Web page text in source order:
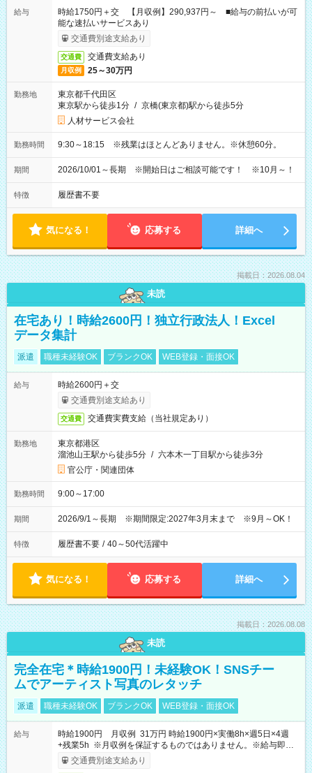
給与
時給1750円＋交 【月収例】290,937円～ ■給与の前払いが可
能な速払いサービスあり
交通費別途支給あり
交通費 交通費支給あり
月収例 25～30万円
勤務地
東京都千代田区
東京駅から徒歩1分 / 京橋(東京都)駅から徒歩5分
人材サービス会社
勤務時間 9:30～18:15 ※残業はほとんどありません。※休憩60分。
期間 2026/10/01～長期 ※開始日はご相談可能です！ ※10月～！
特徴 履歴書不要
気になる！ 応募する 詳細へ
掲載日：2026.08.04
未読
在宅あり！時給2600円！独立行政法人！Excel
データ集計
派遣 職種未経験OK ブランクOK WEB登録・面接OK
給与
時給2600円＋交
交通費別途支給あり
交通費 交通費実費支給（当社規定あり）
勤務地
東京都港区
溜池山王駅から徒歩5分 / 六本木一丁目駅から徒歩3分
官公庁・関連団体
勤務時間 9:00～17:00
期間 2026/9/1～長期 ※期間限定:2027年3月末まで ※9月～OK！
特徴 履歴書不要 / 40～50代活躍中
気になる！ 応募する 詳細へ
掲載日：2026.08.08
未読
完全在宅＊時給1900円！未経験OK！SNSチー
ムでアーティスト写真のレタッチ
派遣 職種未経験OK ブランクOK WEB登録・面接OK
給与
時給1900円 月収例 31万円 時給1900円×実働8h×週5日×4週
+残業5h ※月収例を保証するものではありません。※給与即受
取りサービス利用可（利用条件有）
交通費別途支給あり